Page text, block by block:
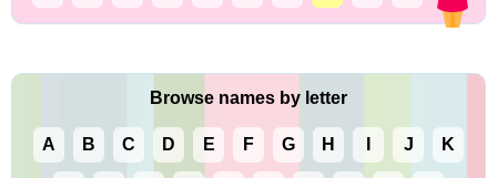
Browse names by letter
A B C D E F G H J K